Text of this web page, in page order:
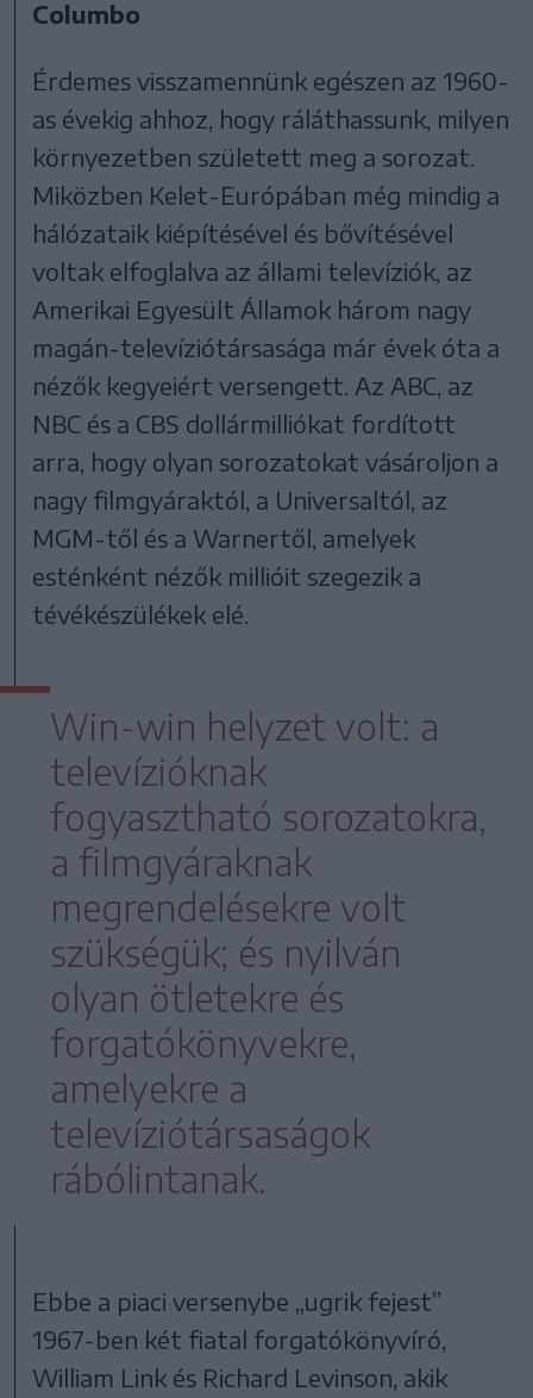
Columbo
Érdemes visszamennünk egészen az 1960-
as évekig ahhoz, hogy ráláthassunk, milyen
környezetben született meg a sorozat.
Miközben Kelet-Európában még mindig a
hálózataik kiépítésével és bővítésével
voltak elfoglalva az állami televíziók, az
Amerikai Egyesült Államok három nagy
magán-televíziótársasága már évek óta a
nézők kegyeiért versengett. Az ABC, az
NBC és a CBS dollármilliókat fordított
arra, hogy olyan sorozatokat vásároljon a
nagy filmgyáraktól, a Universaltól, az
MGM-től és a Warnertől, amelyek
esténként nézők millióit szegezik a
tévékészülékek elé.
Win-win helyzet volt: a
televízióknak
fogyasztható sorozatokra,
a filmgyáraknak
megrendelésekre volt
szükségük; és nyilván
olyan ötletekre és
forgatókönyvekre,
amelyekre a
televíziótársaságok
rábólintanak.
Ebbe a piaci versenybe „ugrik fejest”
1967-ben két fiatal forgatókönyvíró,
William Link és Richard Levinson, akik